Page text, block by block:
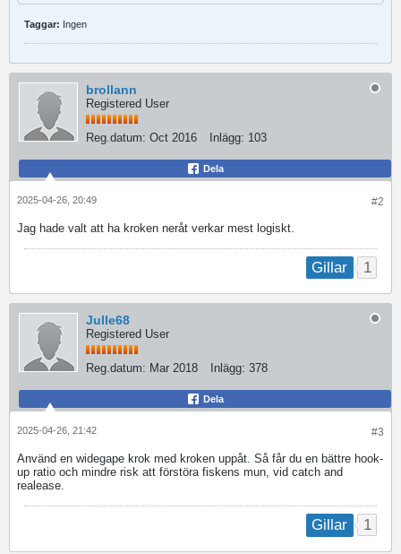
Taggar: Ingen
brollann
Registered User
Reg.datum: Oct 2016 Inlägg: 103
Dela
#2
2025-04-26, 20:49
Jag hade valt att ha kroken neråt verkar mest logiskt.
Gillar 1
Julle68
Registered User
Reg.datum: Mar 2018 Inlägg: 378
Dela
#3
2025-04-26, 21:42
Använd en widegape krok med kroken uppåt. Så får du en bättre hook-
up ratio och mindre risk att förstöra fiskens mun, vid catch and
realease.
Gillar 1